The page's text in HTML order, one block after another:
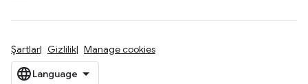
Şartlar Gizlilik Manage cookies